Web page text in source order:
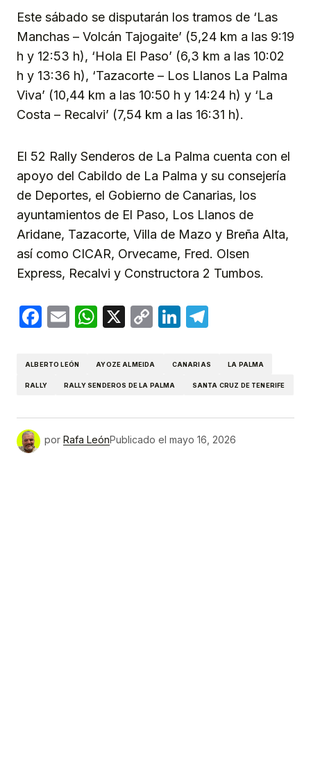
Este sábado se disputarán los tramos de ‘Las
Manchas – Volcán Tajogaite’ (5,24 km a las 9:19
h y 12:53 h), ‘Hola El Paso’ (6,3 km a las 10:02
h y 13:36 h), ‘Tazacorte – Los Llanos La Palma
Viva’ (10,44 km a las 10:50 h y 14:24 h) y ‘La
Costa – Recalvi’ (7,54 km a las 16:31 h).
El 52 Rally Senderos de La Palma cuenta con el
apoyo del Cabildo de La Palma y su consejería
de Deportes, el Gobierno de Canarias, los
ayuntamientos de El Paso, Los Llanos de
Aridane, Tazacorte, Villa de Mazo y Breña Alta,
así como CICAR, Orvecame, Fred. Olsen
Express, Recalvi y Constructora 2 Tumbos.
Facebook
EmailWhatsApp
X
CopyLinkedIn
ALBERTO LEÓN AYOZE ALMEIDA CANARIAS LA PALMA
RALLY RALLY SENDEROS DE LA PALMA SANTA CRUZ DE TENERIFE
por Rafa LeónPublicado el mayo 16, 2026